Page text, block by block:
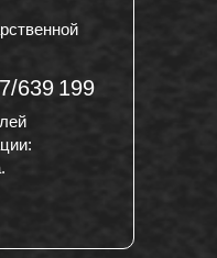
639 199